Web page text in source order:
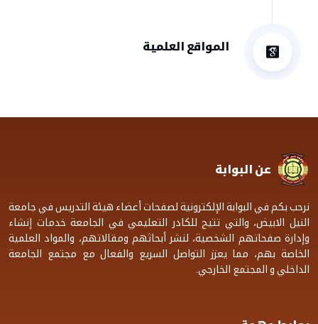
المواقع العلمية
عن البوابة
نرحب بكم في البوابة الإلكترونية لصفحات أعضاء هيئة التدريس في جامعة
النيل الابيض، والتي تتيح للكادر التعليمي في الجامعة خدمات إنشاء
وإدارة صفحاتهم الشخصية، لنشر أبحاثهم ومقالاتهم، والمواد العلمية
الخاصة بهم، مما يعزز التواصل السريع والفعال مع مجتمع الجامعة
الداخلي و المجتمع الخارجي.